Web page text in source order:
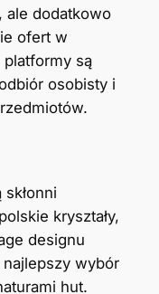
ale dodatkowo
ofert w
są
osobisty i
kryształy,
designu
wybór
hut.